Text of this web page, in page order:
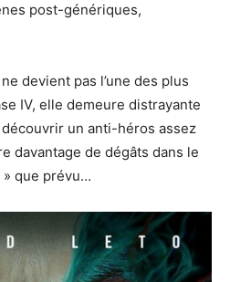
post-génériques,
devient pas l’une des plus
IV, elle demeure distrayante
un anti-héros assez
davantage de dégâts dans le
» que prévu…